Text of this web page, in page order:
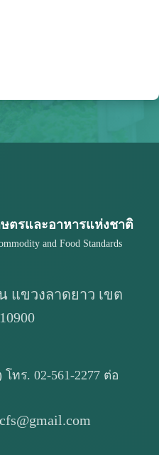
ตรและอาหารแห่งชาติ
and Food Standards
แขวงลาดยาว เขต
ทร. 02-561-2277 ต่อ